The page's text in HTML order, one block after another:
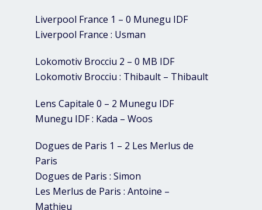
Liverpool France 1 – 0 Munegu IDF
Liverpool France : Usman
Lokomotiv Brocciu 2 – 0 MB IDF
Lokomotiv Brocciu : Thibault – Thibault
Lens Capitale 0 – 2 Munegu IDF
Munegu IDF : Kada – Woos
Dogues de Paris 1 – 2 Les Merlus de
Paris
Dogues de Paris : Simon
Les Merlus de Paris : Antoine –
Mathieu